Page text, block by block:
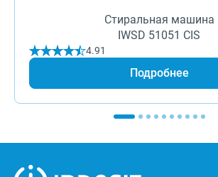
Стиральная машина
IWSD 51051 CIS
4.91
Подробнее